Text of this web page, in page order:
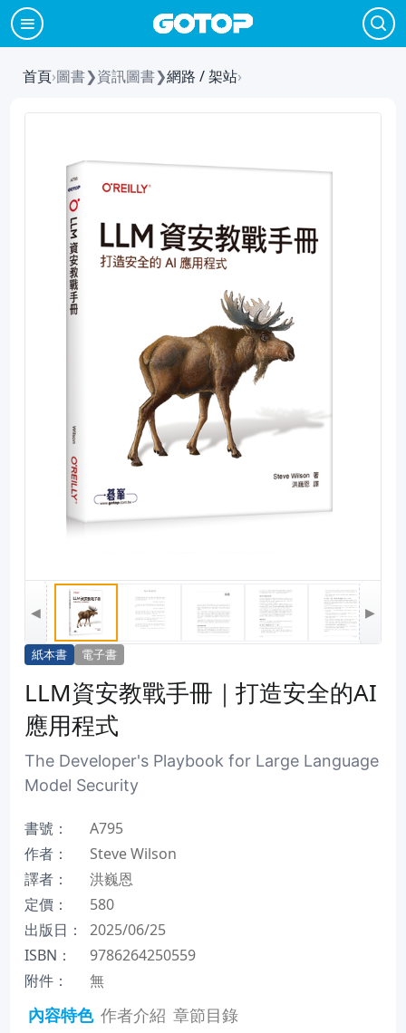
首頁›圖書❯資訊圖書❯網路 / 架站›
◀ ▶
紙本書 電子書
LLM資安教戰手冊｜打造安全的AI
應用程式
The Developer's Playbook for Large Language
Model Security
書號：
A795
作者：
Steve Wilson
譯者：
洪巍恩
定價：
580
出版日：
2025/06/25
ISBN：
9786264250559
附件：
無
內容特色 作者介紹 章節目錄